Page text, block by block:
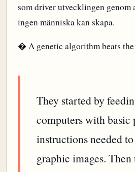
som driver utvecklingen genom
ingen människa kan skapa.
� A genetic algorithm beats
They started by
computers with
instructions needed
graphic images.